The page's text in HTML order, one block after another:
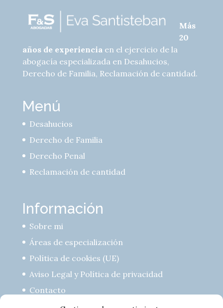
Más
20
años de experiencia en el ejercicio de la
abogacía especializada en Desahucios,
Derecho de Familia, Reclamación de cantidad.
Menú
Desahucios
Derecho de Familia
Derecho Penal
Reclamación de cantidad
Información
Sobre mi
Áreas de especialización
Política de cookies (UE)
Aviso Legal y Política de privacidad
Contacto